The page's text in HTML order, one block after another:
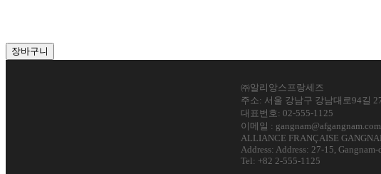
[TCF-
TP]
장바구니
㈜알리앙스프랑세즈
주소: 서울 강남구 강남대로94길
대표번호: 02-555-1125
이메일 : gangnam@afgangnam.com
ALLIANCE FRANÇAISE
Address: Address: 27-15,
Tel: +82 2-555-1125